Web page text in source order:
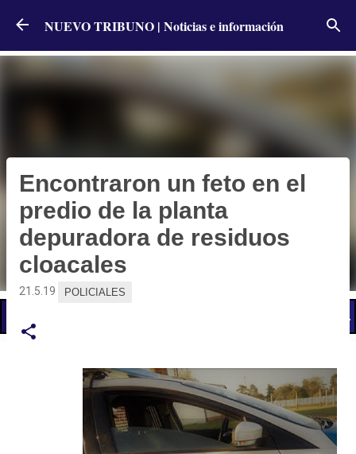
Ir al contenido principal
NUEVO TRIBUNO | Noticias e información
Encontraron un feto en el
predio de la planta
depuradora de residuos
cloacales
21.5.19 POLICIALES